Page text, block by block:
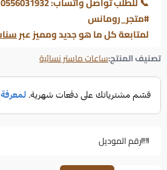
#متجر_رومانس
لمتابعة كل ما هو جديد ومميز عبر
تصنيف المنتج:ساعات ماستر نسائية
رقم الموديل